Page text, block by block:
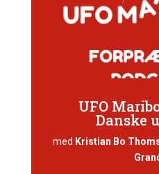
UFO
Danske
med Kristian Bo